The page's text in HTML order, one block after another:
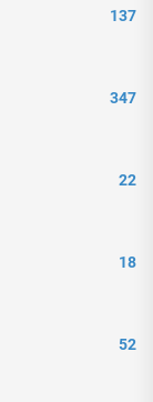
137
347
22
18
52